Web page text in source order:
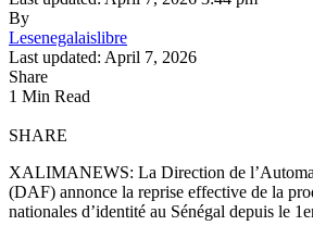
By
Lesenegalaislibre
Last updated: April 7, 2026
Share
1 Min Read
SHARE
XALIMANEWS: La Direction de
(DAF) annonce la reprise effective de la
nationales d’identité au Sénégal depuis le